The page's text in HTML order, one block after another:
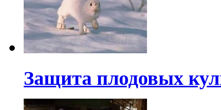
Защита плодовых